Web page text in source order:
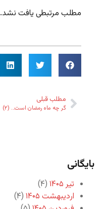
مطلب مرتبطی یافت نشد.
مطلب قبلی
گر چه ماه رمضان است… (۲)
بایگانی
تیر ۱۴۰۵
(۴)
اردیبهشت ۱۴۰۵
(۴)